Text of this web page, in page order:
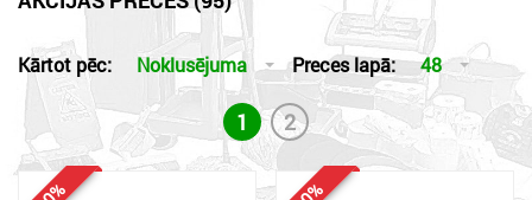
Kārtot pēc: Noklusējuma Preces lapā: 48
1 2